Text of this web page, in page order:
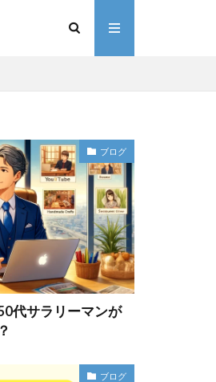
ブログ
代サラリーマンが
ブログ